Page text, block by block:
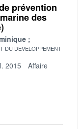
prévention
des
DU DEVELOPPEMENT
2015
Affaire